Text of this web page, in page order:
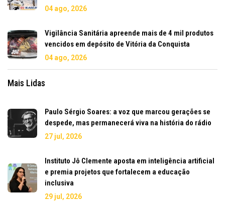
04 ago, 2026
Vigilância Sanitária apreende mais de 4 mil produtos
vencidos em depósito de Vitória da Conquista
04 ago, 2026
Mais Lidas
Paulo Sérgio Soares: a voz que marcou gerações se
despede, mas permanecerá viva na história do rádio
27 jul, 2026
Instituto Jô Clemente aposta em inteligência artificial
e premia projetos que fortalecem a educação
inclusiva
29 jul, 2026